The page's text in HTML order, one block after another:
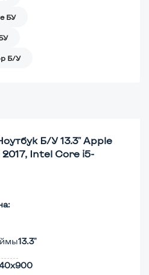
БУ
Б/У
Б/У 13.3" Apple
Intel Core i5-
13.3"